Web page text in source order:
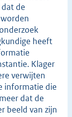
de
heeft
Klager
verwijten
informatie die
dat de
beeld van zijn